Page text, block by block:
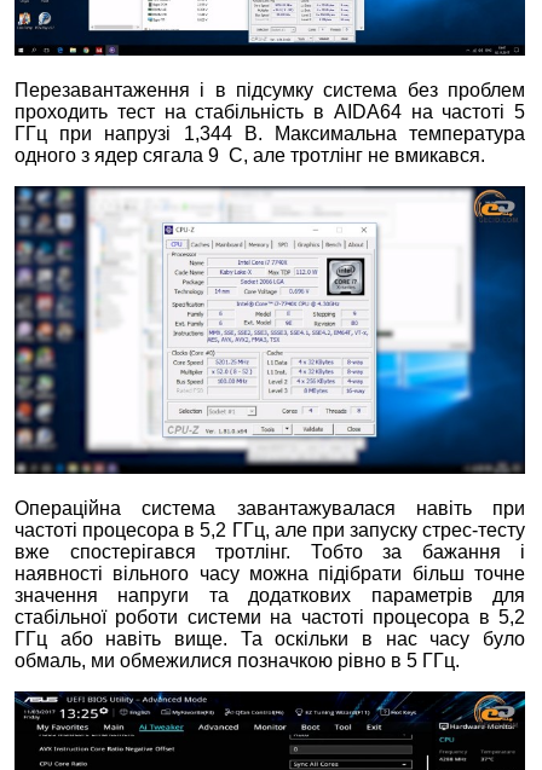
Перезавантаження і в підсумку система без проблем
проходить тест на стабільність в AIDA64 на частоті 5
ГГц при напрузі 1,344 В. Максимальна температура
одного з ядер сягала 9 С, але тротлінг не вмикався.
Операційна система завантажувалася навіть при
частоті процесора в 5,2 ГГц, але при запуску стрес-тесту
вже спостерігався тротлінг. Тобто за бажання і
наявності вільного часу можна підібрати більш точне
значення напруги та додаткових параметрів для
стабільної роботи системи на частоті процесора в 5,2
ГГц або навіть вище. Та оскільки в нас часу було
обмаль, ми обмежилися позначкою рівно в 5 ГГц.